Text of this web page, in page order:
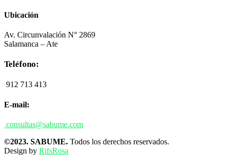
Ubicación
Av. Circunvalación N° 2869
Salamanca – Ate
Teléfono:
912 713 413
E-mail:
consultas@sabume.com
©2023. SABUME. Todos los derechos reservados.
Design by RifsRosa